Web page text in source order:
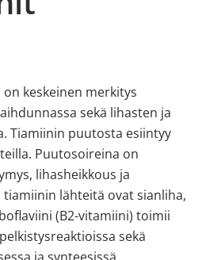
keskeinen merkitys
sekä lihasten ja
Tiamiinin puutosta esiintyy
Puutosoireina on
lihasheikkous ja
lähteitä ovat sianliha,
(B2-vitamiini) toimii
sekä